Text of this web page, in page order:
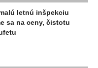
letnú inšpekciu
sa na ceny, čistotu